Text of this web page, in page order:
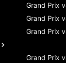
Grand Prix
Grand Prix
Grand Prix
Grand Prix